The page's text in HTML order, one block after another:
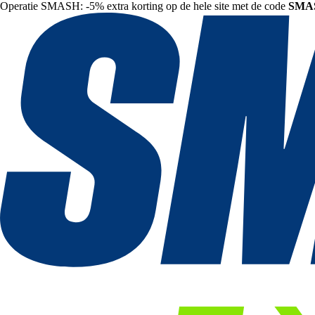
Operatie SMASH: -5% extra korting op de hele site met de code